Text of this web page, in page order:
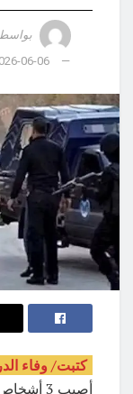
06-06
كتبت/ وفاء
أصيب 3